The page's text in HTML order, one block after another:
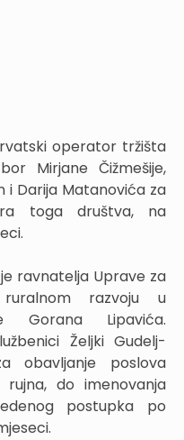
operator tržišta
Mirjane Čižmešije,
i Darija Matanovića za
toga društva, na
ravnatelja Uprave za
razvoju u
Gorana Lipavića.
Željki Gudelj-
obavljanje poslova
do imenovanja
postupka po